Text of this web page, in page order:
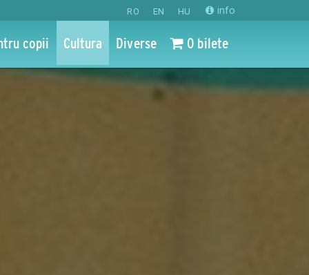
RO EN HU info
copii Cultura Diverse 0 bilete